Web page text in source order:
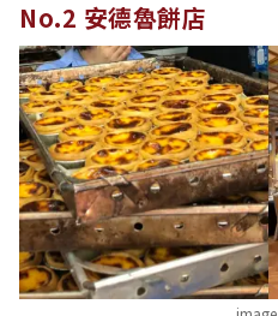
No.2 安德魯餅店